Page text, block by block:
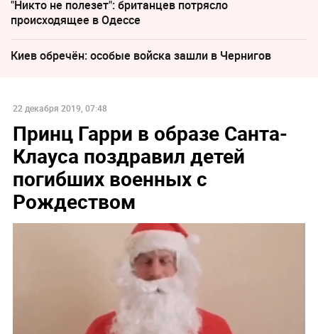
"Никто не полезет": британцев потрясло
происходящее в Одессе
Киев обречён: особые войска зашли в Чернигов
22 декабря 2019, 07:48
Принц Гарри в образе Санта-
Клауса поздравил детей
погибших военных с
Рождеством